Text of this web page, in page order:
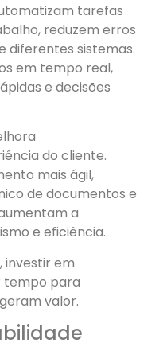
tarefas
reduzem erros
diferentes sistemas.
em tempo real,
e decisões
do cliente.
mais ágil,
de documentos e
a
e eficiência.
investir em
tempo para
valor.